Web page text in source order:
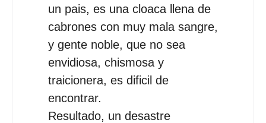
un pais, es una cloaca llena de
cabrones con muy mala sangre,
y gente noble, que no sea
envidiosa, chismosa y
traicionera, es dificil de
encontrar.
Resultado, un desastre